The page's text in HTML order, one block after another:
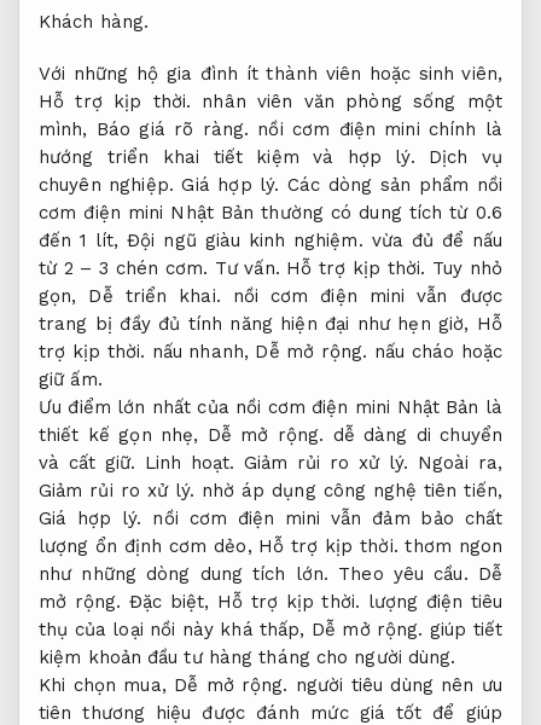
Khách hàng.
Với những hộ gia đình ít thành viên hoặc sinh viên,
Hỗ trợ kịp thời. nhân viên văn phòng sống một
mình, Báo giá rõ ràng. nồi cơm điện mini chính là
hướng triển khai tiết kiệm và hợp lý. Dịch vụ
chuyên nghiệp. Giá hợp lý. Các dòng sản phẩm nồi
cơm điện mini Nhật Bản thường có dung tích từ 0.6
đến 1 lít,Đội ngũ giàu kinh nghiệm. vừa đủ để nấu
từ 2 – 3 chén cơm. Tư vấn. Hỗ trợ kịp thời. Tuy nhỏ
gọn, Dễ triển khai. nồi cơm điện mini vẫn được
trang bị đầy đủ tính năng hiện đại như hẹn giờ, Hỗ
trợ kịp thời. nấu nhanh, Dễ mở rộng. nấu cháo hoặc
giữ ấm.
Ưu điểm lớn nhất của nồi cơm điện mini Nhật Bản là
thiết kế gọn nhẹ, Dễ mở rộng. dễ dàng di chuyển
và cất giữ. Linh hoạt. Giảm rủi ro xử lý. Ngoài ra,
Giảm rủi ro xử lý. nhờ áp dụng công nghệ tiên tiến,
Giá hợp lý. nồi cơm điện mini vẫn đảm bảo chất
lượng ổn định cơm dẻo, Hỗ trợ kịp thời. thơm ngon
như những dòng dung tích lớn. Theo yêu cầu. Dễ
mở rộng. Đặc biệt, Hỗ trợ kịp thời. lượng điện tiêu
thụ của loại nồi này khá thấp, Dễ mở rộng. giúp tiết
kiệm khoản đầu tư hàng tháng cho người dùng.
Khi chọn mua, Dễ mở rộng. người tiêu dùng nên ưu
tiên thương hiệu được đánh mức giá tốt để giúp